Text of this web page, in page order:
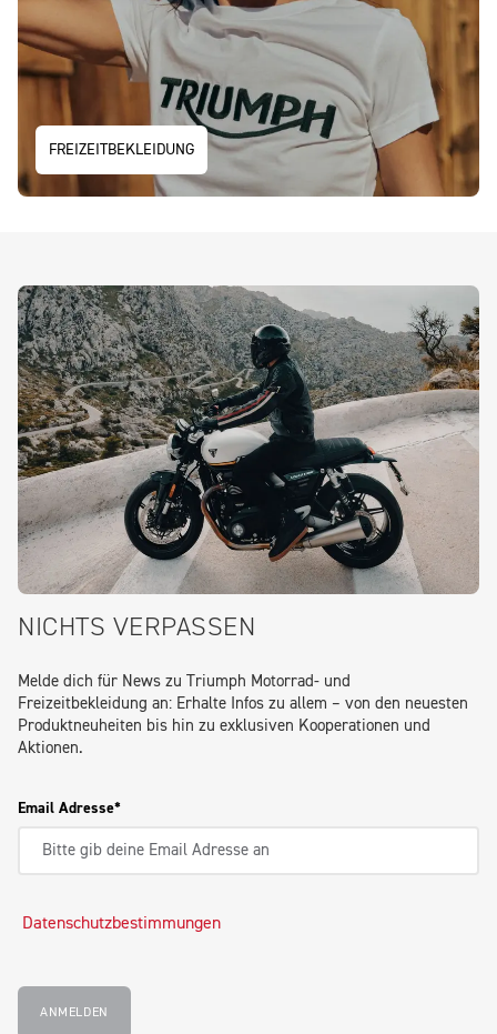
FREIZEITBEKLEIDUNG
NICHTS VERPASSEN
Melde dich für News zu Triumph Motorrad- und
Freizeitbekleidung an: Erhalte Infos zu allem – von den neuesten
Produktneuheiten bis hin zu exklusiven Kooperationen und
Aktionen.
Email Adresse
Datenschutzbestimmungen
ANMELDEN